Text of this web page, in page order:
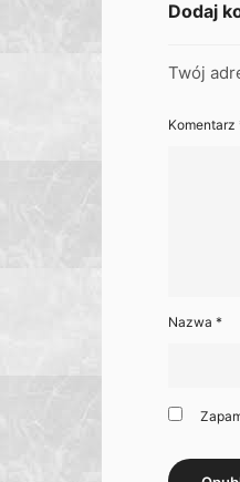
Dodaj
Twój
Komentarz
Nazwa *